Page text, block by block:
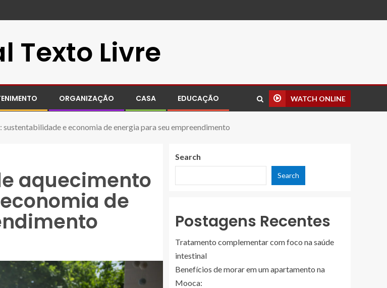
Texto Livre
ORGANIZAÇÃO CASA EDUCAÇÃO WATCH ONLINE
e economia de energia para seu empreendimento
aquecimento
de
Search
Search
Postagens Recentes
Tratamento complementar com foco na saúde
intestinal
Benefícios de morar em um apartamento na
Mooca: